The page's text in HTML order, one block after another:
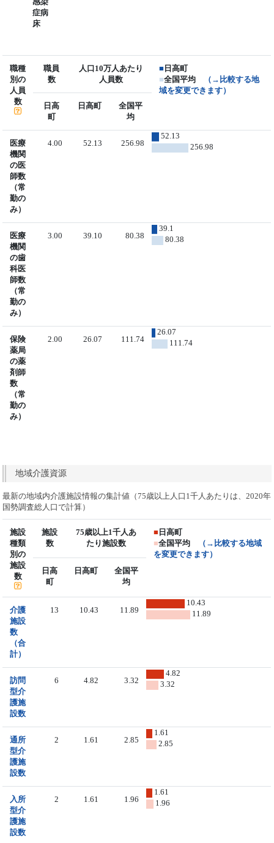
症病
床
職種
別の
人員
数
職員
数
人口10万人あたり
人員数
■ 日高町
■全国平均
（→比較する地
域を変更できます）
日高
町
日高町
全国平
均
医療
機関
の医
師数
（常
勤の
み）
4.00 52.13 256.98
52.13
256.98
医療
機関
の歯
科医
師数
（常
勤の
み）
3.00 39.10 80.38
39.1
80.38
保険
薬局
の薬
剤師
数
（常
勤の
み）
2.00 26.07 111.74
26.07
111.74
地域介護資源
最新の地域内介護施設情報の集計値（75歳以上人口1千人あたりは、2020年
国勢調査総人口で計算）
施設
種類
別の
施設
数
施設
数
75歳以上1千人あ
たり施設数
■ 日高町
■全国平均
（→比較する地域
を変更できます）
日高
町
日高町
全国平
均
介護
施設
数
（合
計）
13 10.43 11.89
10.43
11.89
訪問
型介
護施
設数
6 4.82 3.32
4.82
3.32
通所
型介
護施
設数
2 1.61 2.85
1.61
2.85
入所
型介
護施
設数
2 1.61 1.96
1.61
1.96